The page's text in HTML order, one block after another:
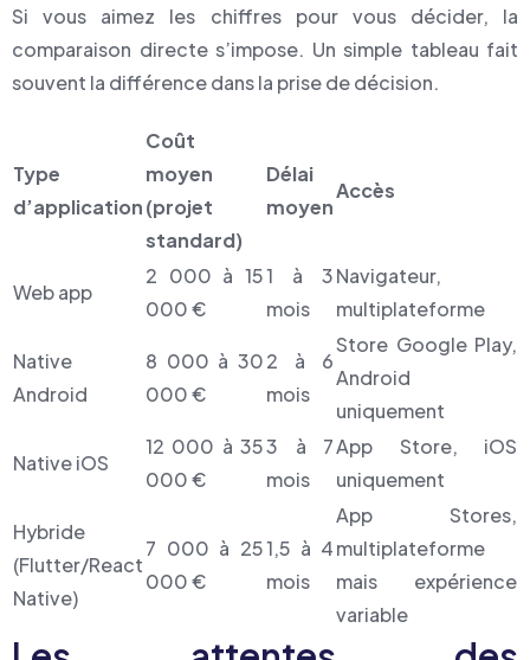
Si vous aimez les chiffres pour vous décider, la
comparaison directe s’impose. Un simple tableau fait
souvent la différence dans la prise de décision.
Type
d’application
Coût
moyen
(projet
standard)
Délai
moyen
Accès
Web app
2 000 à 15
000 €
1 à 3
mois
Navigateur,
multiplateforme
Native
Android
8 000 à 30
000 €
2 à 6
mois
Store Google Play,
Android
uniquement
Native iOS
12 000 à 35
000 €
3 à 7
mois
App Store, iOS
uniquement
Hybride
(Flutter/React
Native)
7 000 à 25
000 €
1,5 à 4
mois
App Stores,
multiplateforme
mais expérience
variable